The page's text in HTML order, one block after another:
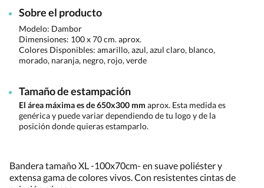
Sobre el producto
Modelo: Dambor
Dimensiones: 100 x 70 cm. aprox.
Colores Disponibles: amarillo, azul, azul claro, blanco,
morado, naranja, negro, rojo, verde
Tamaño de estampación
El área máxima es de 650x300 mm aprox. Esta medida es
genérica y puede variar dependiendo de tu logo y de la
posición donde quieras estamparlo.
Bandera tamaño XL -100x70cm- en suave poliéster y
extensa gama de colores vivos. Con resistentes cintas de